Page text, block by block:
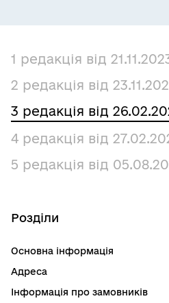
1 редакція від
2 редакція від
3 редакція від
4 редакція від
5 редакція від
Розділи
Основна інформація
Адреса
Інформація про замовників